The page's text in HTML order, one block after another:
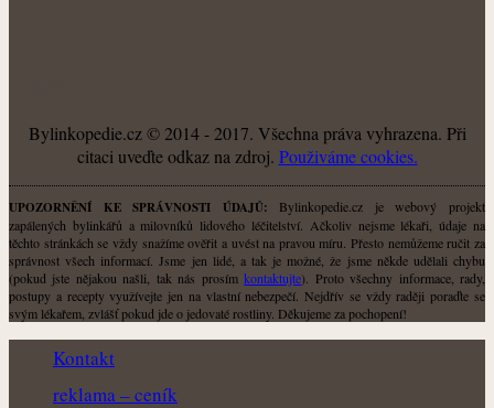
Bylinkopedie.cz © 2014 - 2017. Všechna práva vyhrazena. Při
citaci uveďte odkaz na zdroj. Použiváme cookies.
UPOZORNĚNÍ KE SPRÁVNOSTI ÚDAJŮ: Bylinkopedie.cz je webový projekt
zapálených bylinkářů a milovníků lidového léčitelství. Ačkoliv nejsme lékaři, údaje na
těchto stránkách se vždy snažíme ověřit a uvést na pravou míru. Přesto nemůžeme ručit za
správnost všech informací. Jsme jen lidé, a tak je možné, že jsme někde udělali chybu
(pokud jste nějakou našli, tak nás prosímkontaktujte). Proto všechny informace, rady,
postupy a recepty využívejte jen na vlastní nebezpečí. Nejdřív se vždy raději poraďte se
svým lékařem, zvlášť pokud jde o jedovaté rostliny. Děkujeme za pochopení!
Kontakt
reklama – ceník